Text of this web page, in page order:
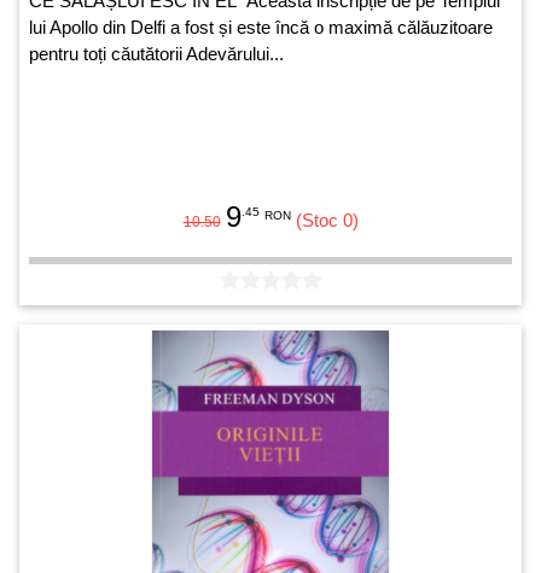
lui Apollo din Delfi a fost și este încă o maximă călăuzitoare
pentru toți căutătorii Adevărului...
10.50 9.45 RON (Stoc 0)